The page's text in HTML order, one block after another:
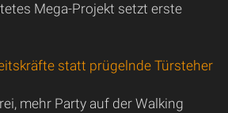
Mega-Projekt setzt erste
statt prügelnde Türsteher
mehr Party auf der Walking